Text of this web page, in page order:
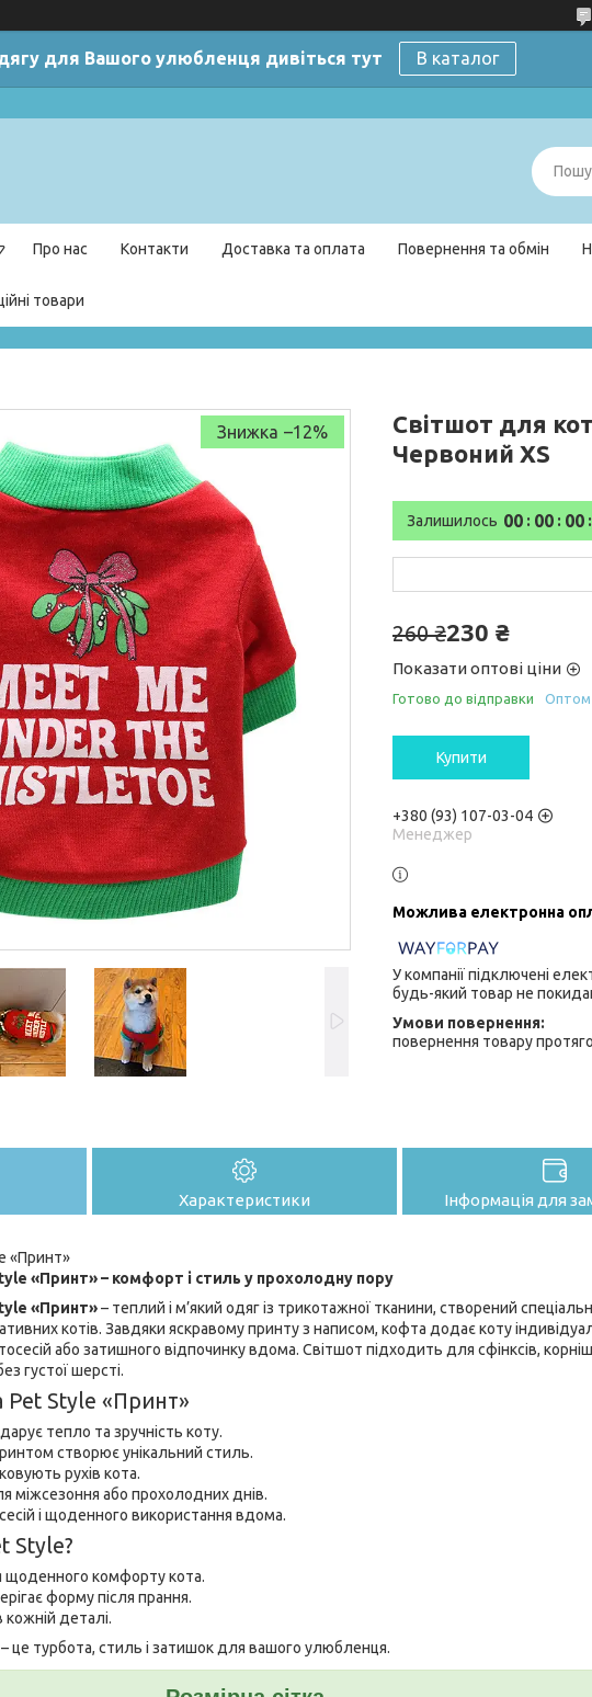
для Вашого улюбленця дивіться тут В каталог
Про нас Контакти Доставка та оплата Повернення та обмін
товари
–12%
Світшот для
Червоний XS
Залишилось 00 00 00
260 ₴230 ₴
Показати оптові ціни
Готово до відправки Оптом
Купити
+380 (93) 107-03-04
Менеджер
У компанії підключені
будь-який товар не
повернення товару
Характеристики Інформація для
«Принт»
«Принт» – комфорт і стиль у прохолодну пору
«Принт»– теплий і м’який одяг із трикотажної тканини, створений
котів. Завдяки яскравому принту з написом, кофта додає коту
або затишного відпочинку вдома. Світшот підходить для сфінксів,
густої шерсті.
Pet Style «Принт»
тепло та зручність коту.
створює унікальний стиль.
рухів кота.
міжсезоння або прохолодних днів.
і щоденного використання вдома.
Style?
щоденного комфорту кота.
форму після прання.
деталі.
це турбота, стиль і затишок для вашого улюбленця.